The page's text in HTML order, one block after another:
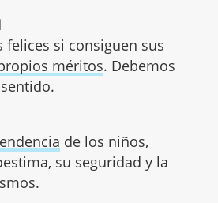
felices si consiguen sus
méritos. Debemos
de los niños,
su seguridad y la